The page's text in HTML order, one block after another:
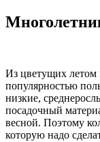
Из цветущих летом
популярностью
низкие,
посадочный
весной. Поэтому
которую надо